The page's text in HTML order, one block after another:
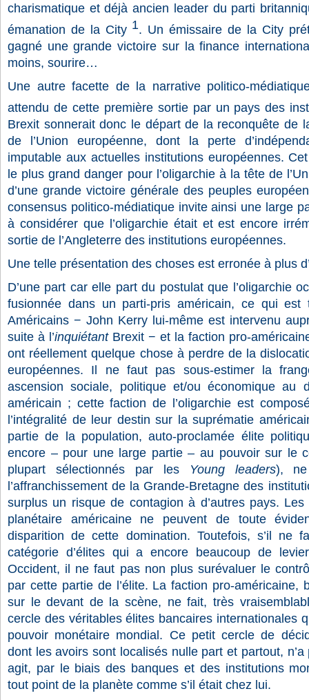
charismatique et déjà ancien leader du parti
émanation de la City 1. Un émissaire de la City
gagné une grande victoire sur la finance
moins, sourire…
Une autre facette de la narrative politico-
attendu de cette première sortie par un pays des
Brexit sonnerait donc le départ de la reconquête de
de l’Union européenne, dont la perte
imputable aux actuelles institutions européennes.
le plus grand danger pour l’oligarchie à la tête de
d’une grande victoire générale des peuples
consensus politico-médiatique invite ainsi une large
à considérer que l’oligarchie était et est encore
sortie de l’Angleterre des institutions européennes.
Une telle présentation des choses est erronée à plus
D’une part car elle part du postulat que l’oligarchie
fusionnée dans un parti-pris américain, ce qui
Américains − John Kerry lui-même est intervenu
suite à l’inquiétant Brexit − et la faction pro-
ont réellement quelque chose à perdre de la
européennes. Il ne faut pas sous-estimer la
ascension sociale, politique et/ou économique au
américain ; cette faction de l’oligarchie est
l’intégralité de leur destin sur la suprématie
partie de la population, auto-proclamée élite
encore – pour une large partie – au pouvoir sur le
plupart sélectionnés par les
Young leaders),
l’affranchissement de la Grande-Bretagne des
surplus un risque de contagion à d’autres pays.
planétaire américaine ne peuvent de toute
disparition de cette domination. Toutefois, s’il ne
catégorie d’élites qui a encore beaucoup de
Occident, il ne faut pas non plus surévaluer le
par cette partie de l’élite. La faction pro-américaine,
sur le devant de la scène, ne fait, très
cercle des véritables élites bancaires internationales
pouvoir monétaire mondial. Ce petit cercle de
dont les avoirs sont localisés nulle part et partout,
agit, par le biais des banques et des institutions
tout point de la planète comme s’il était chez lui.